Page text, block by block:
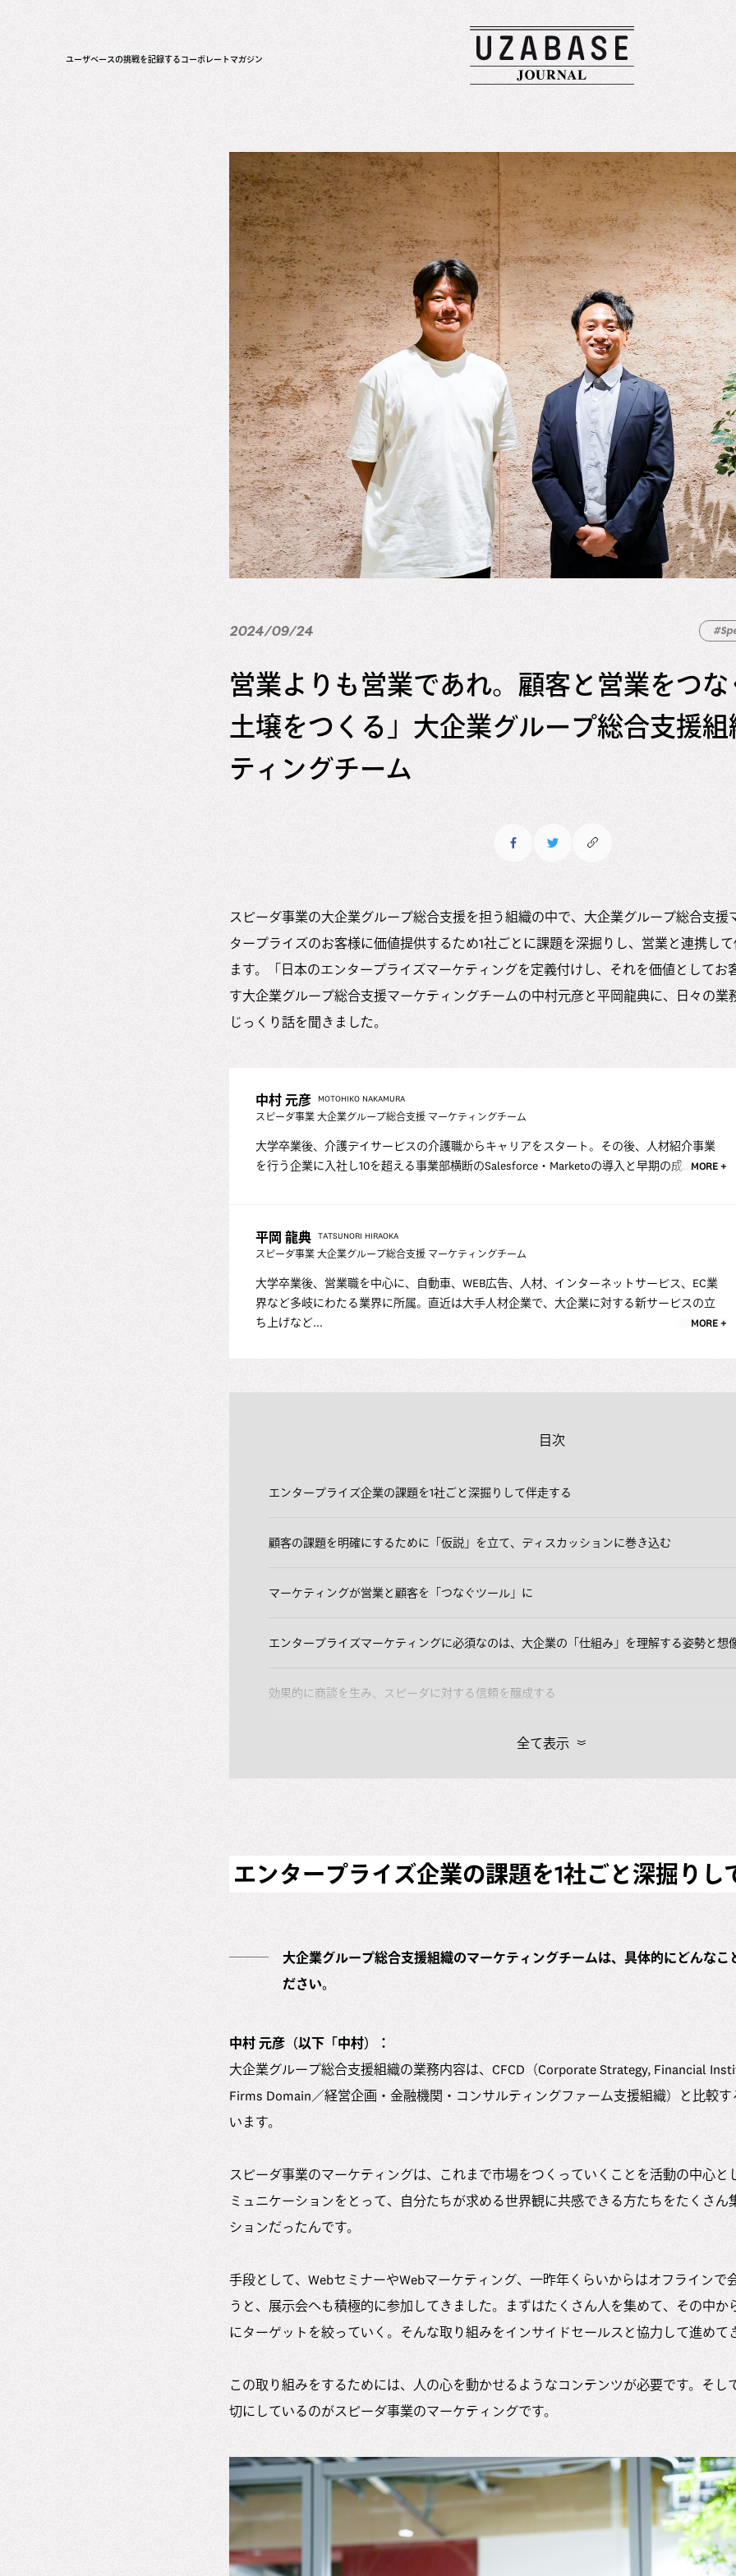
ユーザベースの挑戦を記録するコーポレートマガジン
2024/09/24
営業よりも営業であれ。顧客と営業をつ
土壌をつくる」大企業グループ総合支援
ティングチーム
スピーダ事業の大企業グループ総合支援を担う組織の中で、大企業グループ総合支援
タープライズのお客様に価値提供するため1社ごとに課題を深掘りし、営業と連携し
ます。「日本のエンタープライズマーケティングを定義付けし、それを価値としてお
す大企業グループ総合支援マーケティングチームの中村元彦と平岡龍典に、日々の業
じっくり話を聞きました。
中村 元彦 MOTOHIKO NAKAMURA
スピーダ事業 大企業グループ総合支援 マーケティングチーム
大学卒業後、介護デイサービスの介護職からキャリアをスタート。その後、人材紹介事業
を行う企業に入社し10を超える事業部横断のSalesforce・Marketoの導入と早期の成...MORE +
平岡 龍典 TATSUNORI HIRAOKA
スピーダ事業 大企業グループ総合支援 マーケティングチーム
大学卒業後、営業職を中心に、自動車、WEB広告、人材、インターネットサービス、EC業
界など多岐にわたる業界に所属。直近は大手人材企業で、大企業に対する新サービスの立
ち上げなど...
MORE +
目次
エンタープライズ企業の課題を1社ごと深掘りして伴走する
顧客の課題を明確にするために「仮説」を立て、ディスカッションに巻き込む
マーケティングが営業と顧客を「つなぐツール」に
エンタープライズマーケティングに必須なのは、大企業の「仕組み」を理解する姿勢と想
効果的に商談を生み、スピーダに対する信頼を醸成する
「スピーダのエンタープライズマーケティング」を定義したい
全て表示
エンタープライズ企業の課題を1社ごと深掘りし
大企業グループ総合支援組織のマーケティングチームは、具体的にどんなこ
ださい。
中村 元彦（以下「中村）：
大企業グループ総合支援組織の業務内容は、CFCD（Corporate Strategy, Financial
Firms Domain／経営企画・金融機関・コンサルティングファーム支援組織）と比較
います。
スピーダ事業のマーケティングは、これまで市場をつくっていくことを活動の中心と
ミュニケーションをとって、自分たちが求める世界観に共感できる方たちをたくさん
ションだったんです。
手段として、WebセミナーやWebマーケティング、一昨年くらいからはオフラインで
うと、展示会へも積極的に参加してきました。まずはたくさん人を集めて、その中か
にターゲットを絞っていく。そんな取り組みをインサイドセールスと協力して進めて
この取り組みをするためには、人の心を動かせるようなコンテンツが必要です。そし
切にしているのがスピーダ事業のマーケティングです。